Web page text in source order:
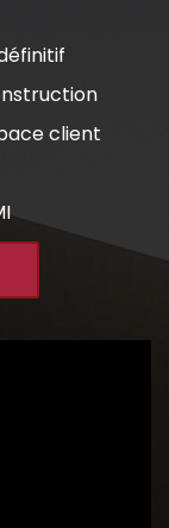
client